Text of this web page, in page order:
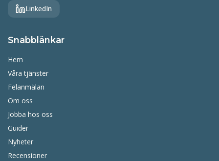
LinkedIn
Snabblänkar
Hem
Våra tjänster
Felanmälan
Om oss
Jobba hos oss
Guider
Nyheter
Recensioner